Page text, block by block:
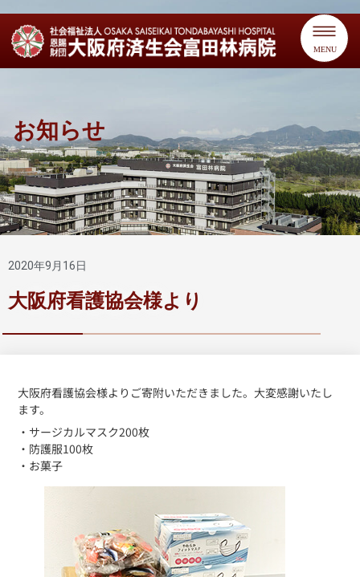
MENU
お知らせ
2020年9月16日
大阪府看護協会様より
大阪府看護協会様よりご寄附いただきました。大変感謝いたし
ます。
・サージカルマスク200枚
・防護服100枚
・お菓子